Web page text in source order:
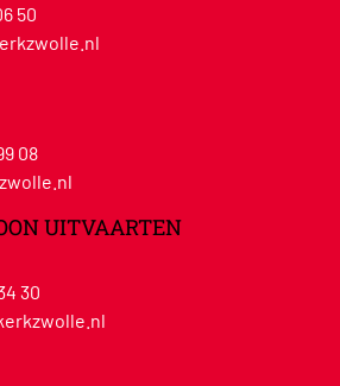
50
08
UITVAARTEN
30